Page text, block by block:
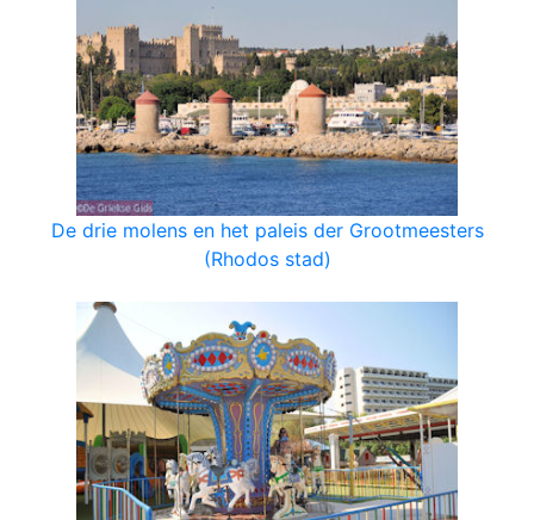
De drie molens en het paleis der Grootmeesters
(Rhodos stad)